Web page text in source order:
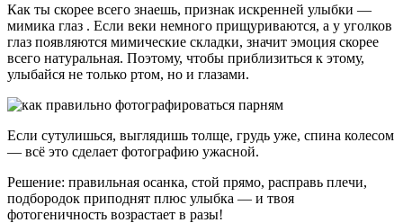
Как ты скорее всего знаешь, признак искренней улыбки —
мимика глаз . Если веки немного прищуриваются, а у уголков
глаз появляются мимические складки, значит эмоция скорее
всего натуральная. Поэтому, чтобы приблизиться к этому,
улыбайся не только ртом, но и глазами.
Если сутулишься, выглядишь толще, грудь уже, спина колесом
— всё это сделает фотографию ужасной.
Решение: правильная осанка, стой прямо, расправь плечи,
подбородок приподнят плюс улыбка — и твоя
фотогеничность возрастает в разы!